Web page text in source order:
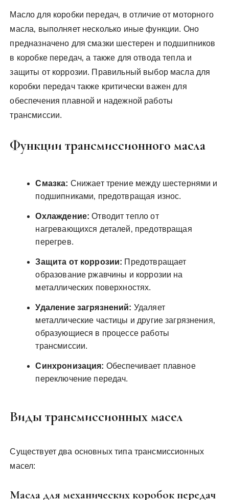
Масло для коробки передач‚ в отличие от моторного
масла‚ выполняет несколько иные функции. Оно
предназначено для смазки шестерен и подшипников
в коробке передач‚ а также для отвода тепла и
защиты от коррозии. Правильный выбор масла для
коробки передач также критически важен для
обеспечения плавной и надежной работы
трансмиссии.
Функции трансмиссионного масла
Смазка: Снижает трение между шестернями и
подшипниками‚ предотвращая износ.
Охлаждение: Отводит тепло от
нагревающихся деталей‚ предотвращая
перегрев.
Защита от коррозии: Предотвращает
образование ржавчины и коррозии на
металлических поверхностях.
Удаление загрязнений: Удаляет
металлические частицы и другие загрязнения‚
образующиеся в процессе работы
трансмиссии.
Синхронизация: Обеспечивает плавное
переключение передач.
Виды трансмиссионных масел
Существует два основных типа трансмиссионных
масел:
Масла для механических коробок передач